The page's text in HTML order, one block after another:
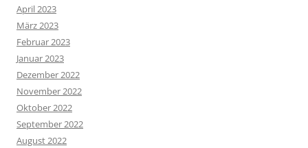
April 2023
März 2023
Februar 2023
Januar 2023
Dezember 2022
November 2022
Oktober 2022
September 2022
August 2022